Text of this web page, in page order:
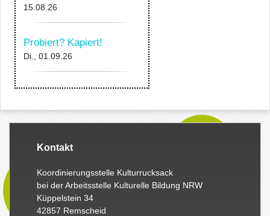
15.08.26
Probiert? Kapiert!
Di., 01.09.26
Kontakt
Koordinierungsstelle Kulturrucksack
bei der Arbeitsstelle Kulturelle Bildung NRW
Küppelstein 34
42857 Remscheid